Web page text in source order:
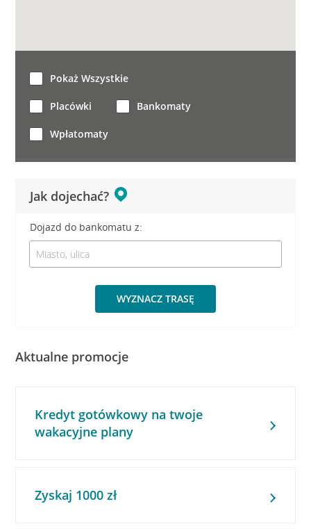
Jak dojechać?
Dojazd do bankomatu z:
WYZNACZ TRASĘ
Pokaż Wszystkie
Placówki Bankomaty
Wpłatomaty
Aktualne promocje
Kredyt gotówkowy na twoje
wakacyjne plany
Zyskaj 1000 zł